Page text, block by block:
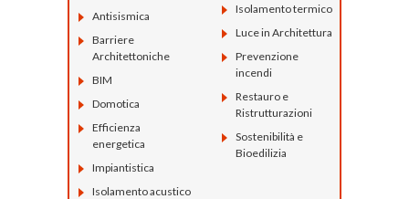
Antisismica
Barriere
Architettoniche
BIM
Domotica
Efficienza
energetica
Impiantistica
Isolamento acustico
Isolamento termico
Luce in Architettura
Prevenzione
incendi
Restauro e
Ristrutturazioni
Sostenibilità e
Bioedilizia